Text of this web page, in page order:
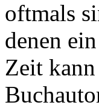
oftmals
denen
Zeit